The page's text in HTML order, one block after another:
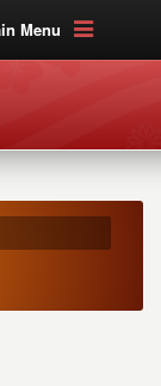
Menu